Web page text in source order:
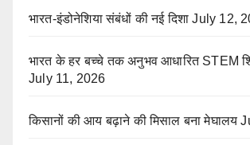
भारत-इंडोनेशिया संबंधों की नई दिशा July 12,
भारत के हर बच्चे तक अनुभव आधारित STEM
July 11, 2026
किसानों की आय बढ़ाने की मिसाल बना मेघालय